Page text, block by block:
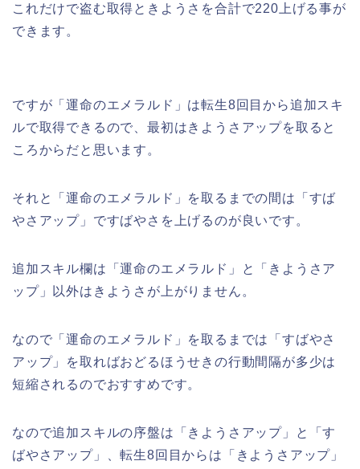
これだけで盗む取得ときようさを合計で220上げる事が
できます。
ですが「運命のエメラルド」は転生8回目から追加スキ
ルで取得できるので、最初はきようさアップを取ると
ころからだと思います。
それと「運命のエメラルド」を取るまでの間は「すば
やさアップ」ですばやさを上げるのが良いです。
追加スキル欄は「運命のエメラルド」と「きようさア
ップ」以外はきようさが上がりません。
なので「運命のエメラルド」を取るまでは「すばやさ
アップ」を取ればおどるほうせきの行動間隔が多少は
短縮されるのでおすすめです。
なので追加スキルの序盤は「きようさアップ」と「す
ばやさアップ」、転生8回目からは「きようさアップ」